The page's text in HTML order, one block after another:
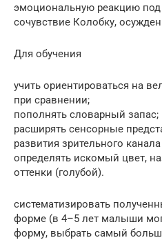
эмоциональную реакцию под
сочувствие Колобку,
Для обучения
учить ориентироваться на
при сравнении;
пополнять словарный запас;
расширять сенсорные
развития зрительного
определять искомый цвет,
оттенки (голубой).
систематизировать
форме (в 4–5 лет малыши
форму, выбрать самый